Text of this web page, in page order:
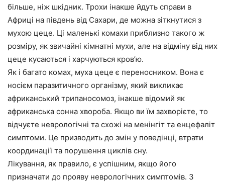
більше, ніж шкідник. Трохи інакше йдуть справи в
Африці на південь від Сахари, де можна зіткнутися з
мухою цеце. Ці маленькі комахи приблизно такого ж
розміру, як звичайні кімнатні мухи, але на відміну від них
цеце кусаються і харчуються кров’ю.
Як і багато комах, муха цеце є переносником. Вона є
носієм паразитичного організму, який викликає
африканський трипаносомоз, інакше відомий як
африканська сонна хвороба. Якщо ви їм захворієте, то
відчуєте неврологічні та схожі на менінгіт та енцефаліт
симптоми. Це призводить до змін у поведінці, втрати
координації та порушення циклів сну.
Лікування, як правило, є успішним, якщо його
призначати до прояву неврологічних симптомів. З